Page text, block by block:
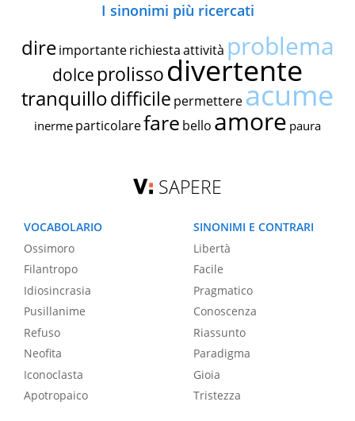
I sinonimi più ricercati
dire importante richiestaattività problema
dolce prolissodivertente
tranquillodifficile permettereacume
inerme particolarefare bello amore paura
SAPERE
VOCABOLARIO
Ossimoro
Filantropo
Idiosincrasia
Pusillanime
Refuso
Neofita
Iconoclasta
Apotropaico
SINONIMI E CONTRARI
Libertà
Facile
Pragmatico
Conoscenza
Riassunto
Paradigma
Gioia
Tristezza